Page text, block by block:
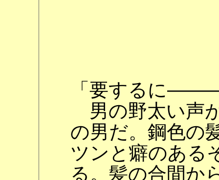
「要するに
男の野太い声
の男だ。鋼色の
ツンと癖のある
る。髪の合間か